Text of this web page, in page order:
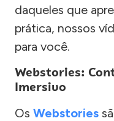
daqueles que
prática, nossos
para você.
Webstories:
Imersivo
Os Webstories